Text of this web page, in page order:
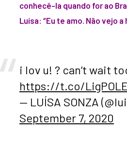
conhecê-la quando for ao
Luísa: “Eu te amo. Não vejo
i lov u! ? can’t wait
https://t.co/
— LUÍSA SONZA
September 7, 2020